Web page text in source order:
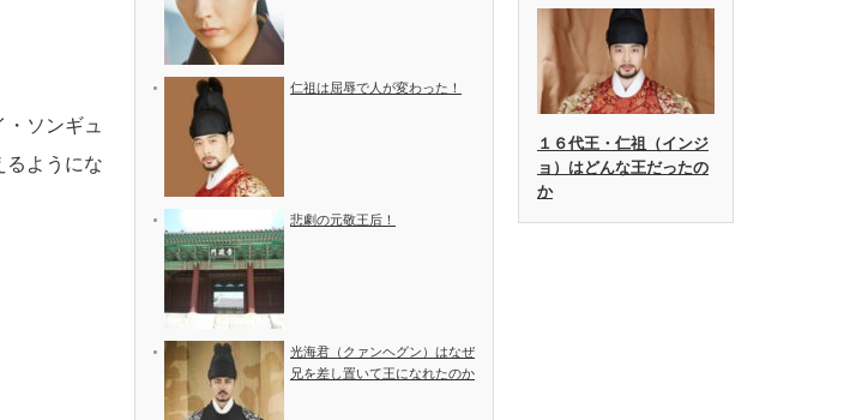
ソンギュ
るようにな
仁祖は屈辱で人が変わった！
悲劇の元敬王后！
光海君（クァンヘグン）はなぜ
兄を差し置いて王になれたのか
１６代王・仁祖（インジ
ョ）はどんな王だったの
か